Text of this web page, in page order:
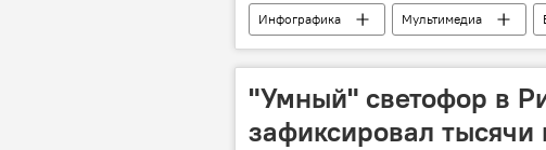
Инфографика Мультимедиа
"Умный" светофор в
зафиксировал